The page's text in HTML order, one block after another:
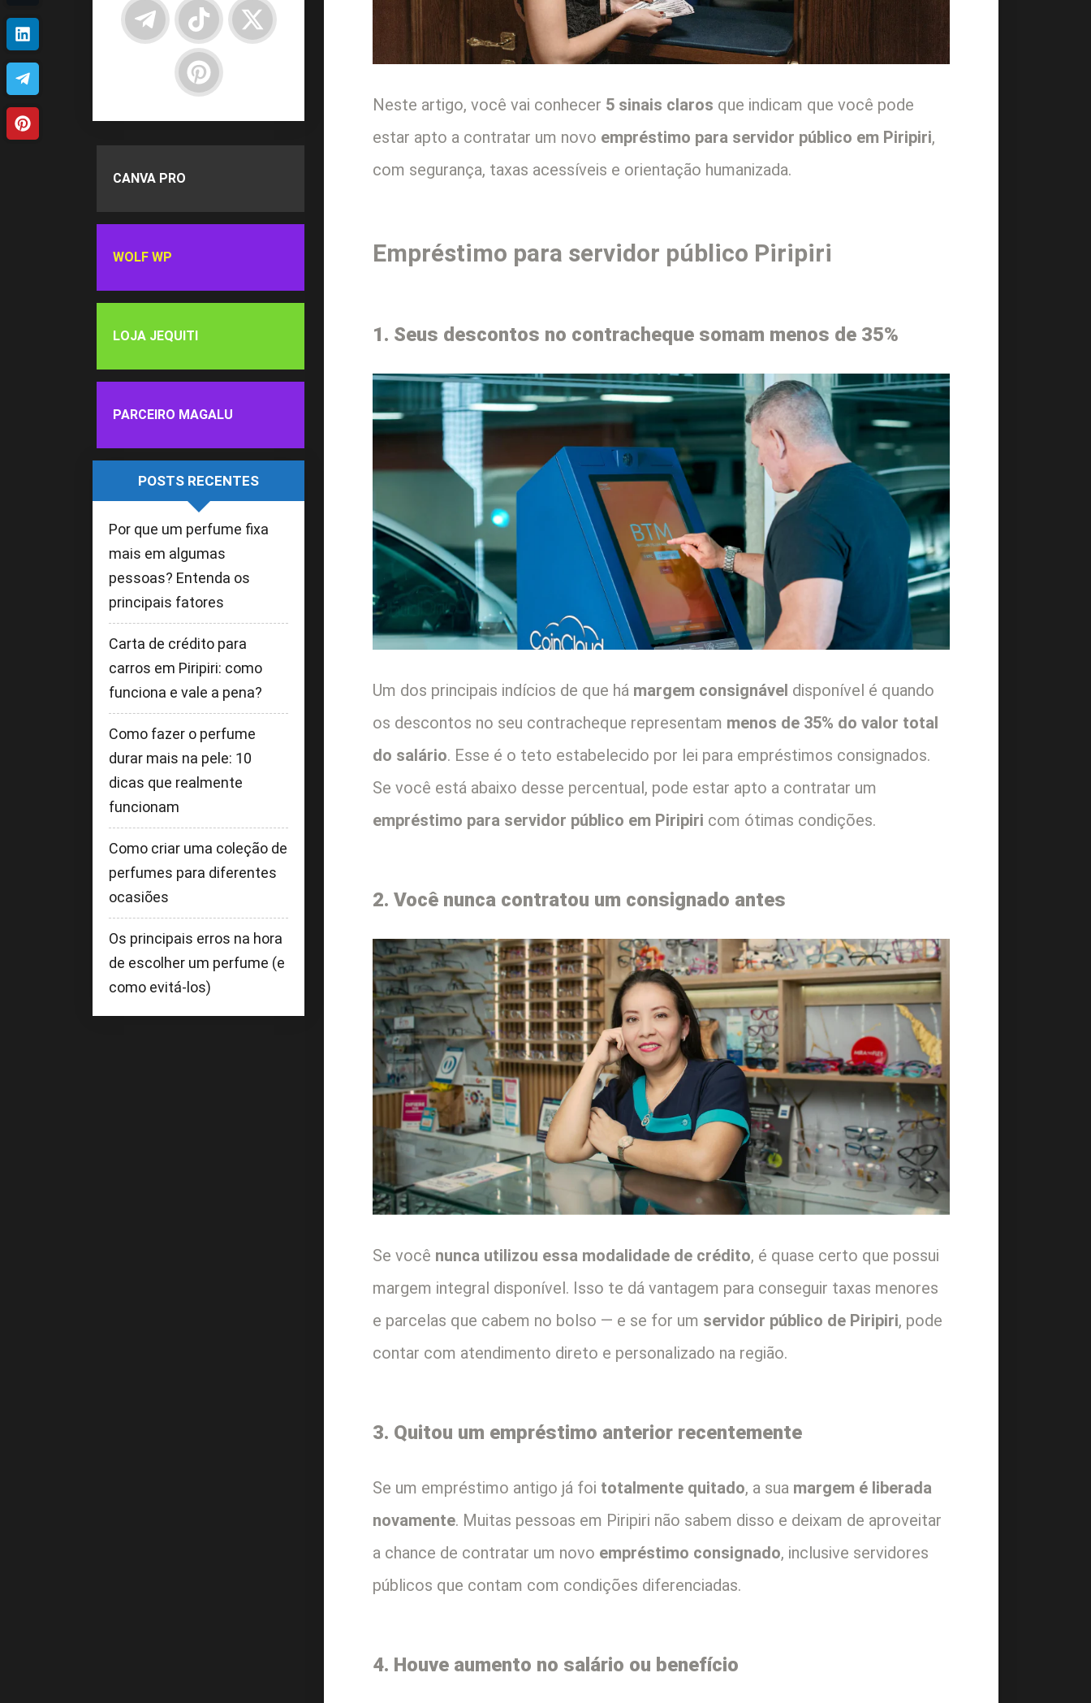
Neste artigo, você vai conhecer 5 sinais claros que indicam que você pode
estar apto a contratar um novo empréstimo para servidor público em Piripiri,
com segurança, taxas acessíveis e orientação humanizada.
Empréstimo para servidor público Piripiri
1. Seus descontos no contracheque somam menos de 35%
Um dos principais indícios de que há margem consignável disponível é quando
os descontos no seu contracheque representam menos de 35% do valor total
do salário. Esse é o teto estabelecido por lei para empréstimos consignados.
Se você está abaixo desse percentual, pode estar apto a contratar um
empréstimo para servidor público em Piripiri com ótimas condições.
2. Você nunca contratou um consignado antes
Se você nunca utilizou essa modalidade de crédito, é quase certo que possui
margem integral disponível. Isso te dá vantagem para conseguir taxas menores
e parcelas que cabem no bolso — e se for um servidor público de Piripiri, pode
contar com atendimento direto e personalizado na região.
3. Quitou um empréstimo anterior recentemente
Se um empréstimo antigo já foi totalmente quitado, a sua margem é liberada
novamente. Muitas pessoas em Piripiri não sabem disso e deixam de aproveitar
a chance de contratar um novo empréstimo consignado, inclusive servidores
públicos que contam com condições diferenciadas.
4. Houve aumento no salário ou benefício
CANVA PRO
WOLF WP
LOJA JEQUITI
PARCEIRO MAGALU
POSTS RECENTES
Por que um perfume fixa
mais em algumas
pessoas? Entenda os
principais fatores
Carta de crédito para
carros em Piripiri: como
funciona e vale a pena?
Como fazer o perfume
durar mais na pele: 10
dicas que realmente
funcionam
Como criar uma coleção de
perfumes para diferentes
ocasiões
Os principais erros na hora
de escolher um perfume (e
como evitá-los)